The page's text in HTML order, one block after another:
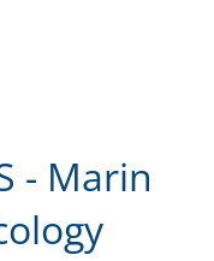
- Marin